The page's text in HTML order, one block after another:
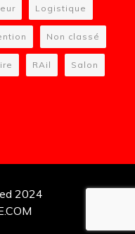
Logistique
Non classé
RAil Salon
2024